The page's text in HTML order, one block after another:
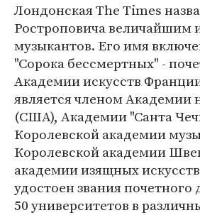
Лондонская The Times
Ростроповича величайшим
музыкантов. Его имя
"Сорока бессмертных" -
Академии искусств
является членом Академии
(США), Академии "Санта
Королевской академии
Королевской академии
академии изящных
удостоен звания почетного
50 университетов в